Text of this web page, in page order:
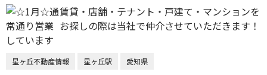
賃貸・店舗・テナント・戸建て・マンションを
お探しの際は当社で仲介させていただきます！
星ヶ丘不動産情報 星ヶ丘駅 愛知県